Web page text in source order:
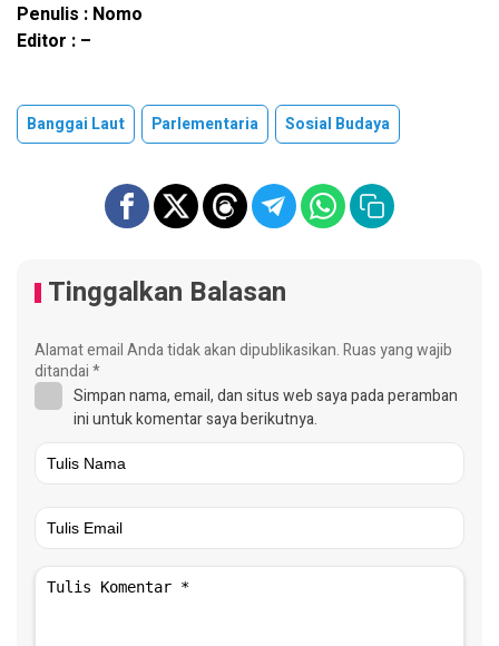
Penulis : Nomo
Editor : –
Banggai Laut Parlementaria Sosial Budaya
Tinggalkan Balasan
Alamat email Anda tidak akan dipublikasikan.Ruas yang wajib
ditandai*
Simpan nama, email, dan situs web saya pada peramban
ini untuk komentar saya berikutnya.